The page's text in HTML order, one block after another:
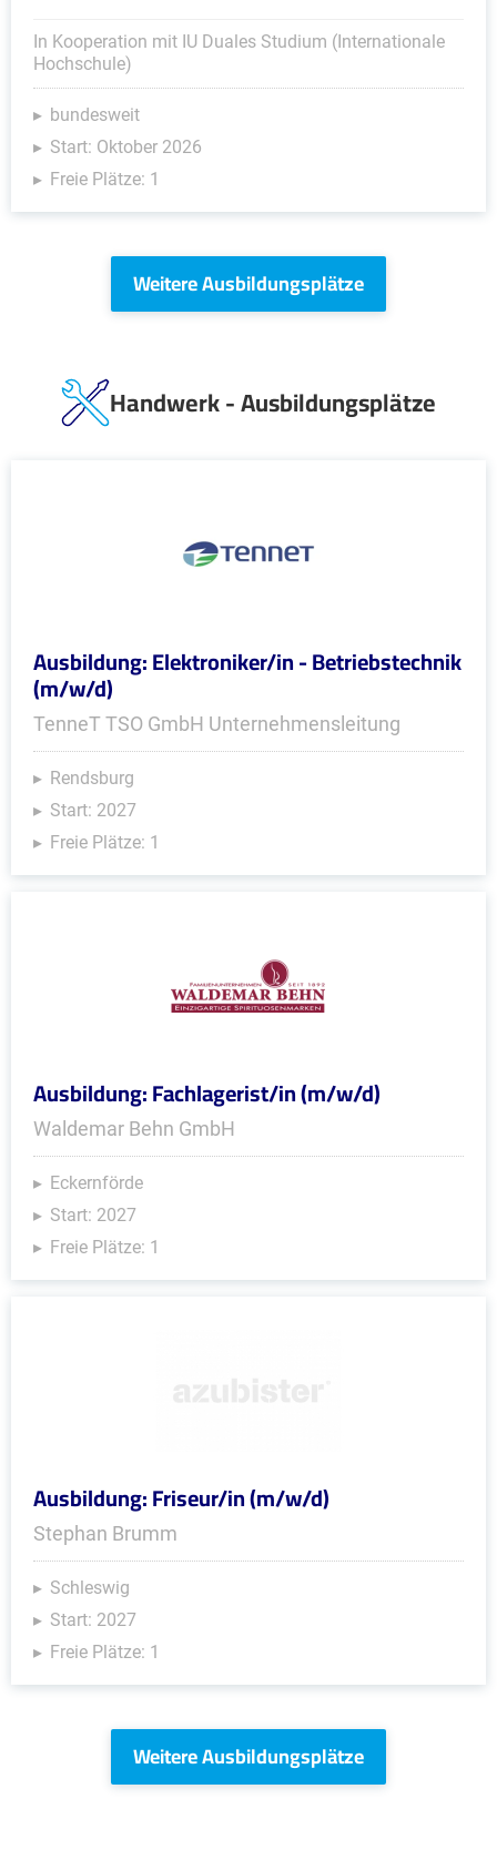
In Kooperation mit IU Duales Studium (Internationale
Hochschule)
bundesweit
Start: Oktober 2026
Freie Plätze: 1
Weitere Ausbildungsplätze
Handwerk - Ausbildungsplätze
Ausbildung: Elektroniker/in - Betriebstechnik
(m/w/d)
TenneT TSO GmbH Unternehmensleitung
Rendsburg
Start: 2027
Freie Plätze: 1
Ausbildung: Fachlagerist/in (m/w/d)
Waldemar Behn GmbH
Eckernförde
Start: 2027
Freie Plätze: 1
Ausbildung: Friseur/in (m/w/d)
Stephan Brumm
Schleswig
Start: 2027
Freie Plätze: 1
Weitere Ausbildungsplätze